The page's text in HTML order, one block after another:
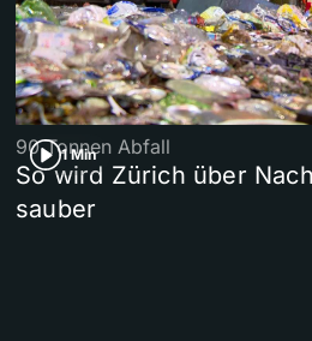
1 Min
90 Tonnen Abfall
So wird Zürich über
sauber